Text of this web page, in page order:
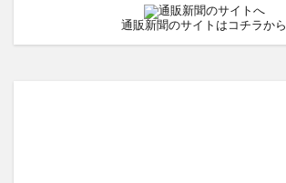
通販新聞のサイトはコチラから